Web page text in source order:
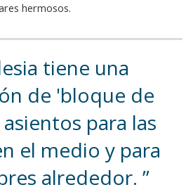
hermosos.
tiene una
de 'bloque de
para las
el medio y para
alrededor.